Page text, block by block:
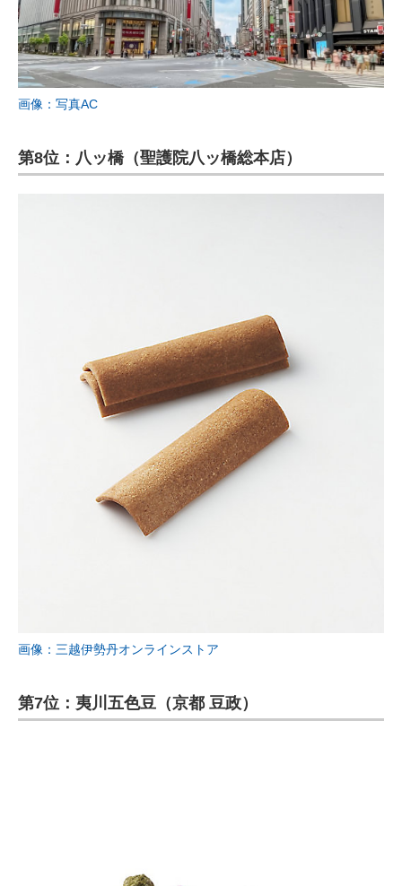
画像：写真AC
第8位：八ッ橋（聖護院八ッ橋総本店）
画像：三越伊勢丹オンラインストア
第7位：夷川五色豆（京都 豆政）